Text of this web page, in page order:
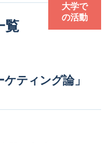
覧
大学で
の活動